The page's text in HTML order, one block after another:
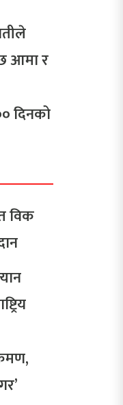
आमा र
दिनको
विक